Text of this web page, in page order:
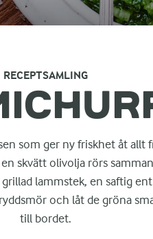
RECEPTSAMLING
som ger ny friskhet åt allt
skvätt olivolja rörs
lammstek, en saftig
och låt de gröna
till bordet.